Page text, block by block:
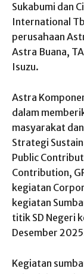
Sukabumi dan
International
perusahaan
Astra Buana,
Isuzu.
Astra
dalam
masyarakat
Strategi
Public
Contribution,
kegiatan
kegiatan
titik SD Negeri
Desember
Kegiatan